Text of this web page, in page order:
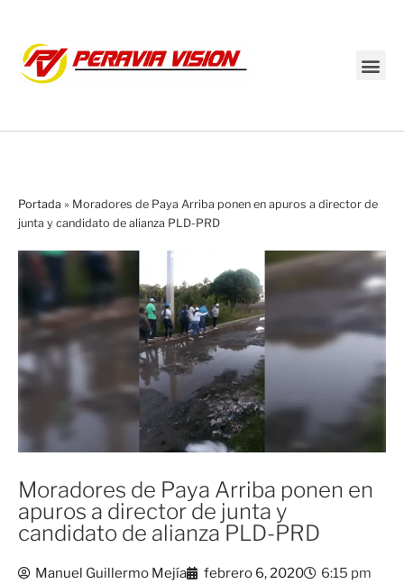
Portada » Moradores de Paya Arriba ponen en apuros a director de
junta y candidato de alianza PLD-PRD
Moradores de Paya Arriba ponen en
apuros a director de junta y
candidato de alianza PLD-PRD
Manuel Guillermo Mejía febrero 6, 2020 6:15 pm